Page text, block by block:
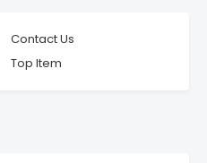
Contact Us
Top Item